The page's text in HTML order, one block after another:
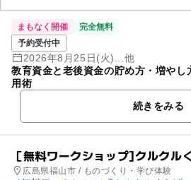
まもなく開催
完全無料
予約受付中
2026年8月25日(火)...他
教育資金と老後資金の貯め方・増や
用術
続きをみる
［無料ワークショップ]クルクル
広島県福山市 / ものづくり・学び体験